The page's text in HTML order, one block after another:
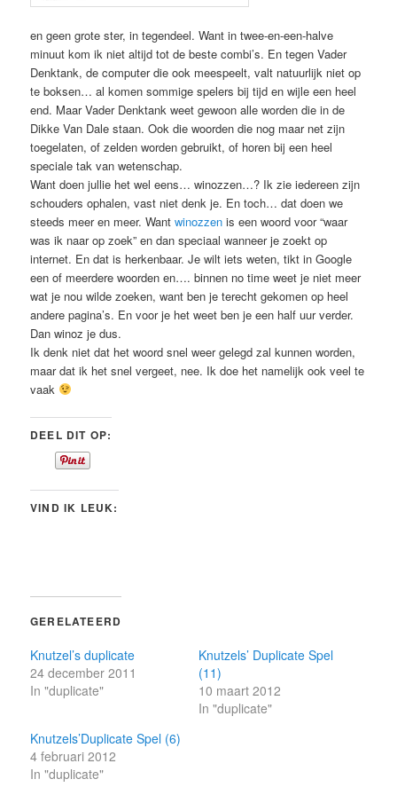
en geen grote ster, in tegendeel. Want in twee-en-een-halve
minuut kom ik niet altijd tot de beste combi’s. En tegen Vader
Denktank, de computer die ook meespeelt, valt natuurlijk niet op
te boksen… al komen sommige spelers bij tijd en wijle een heel
end. Maar Vader Denktank weet gewoon alle worden die in de
Dikke Van Dale staan. Ook die woorden die nog maar net zijn
toegelaten, of zelden worden gebruikt, of horen bij een heel
speciale tak van wetenschap.
Want doen jullie het wel eens… winozzen…? Ik zie iedereen zijn
schouders ophalen, vast niet denk je. En toch… dat doen we
steeds meer en meer. Wantwinozzen is een woord voor “waar
was ik naar op zoek” en dan speciaal wanneer je zoekt op
internet. En dat is herkenbaar. Je wilt iets weten, tikt in Google
een of meerdere woorden en…. binnen no time weet je niet meer
wat je nou wilde zoeken, want ben je terecht gekomen op heel
andere pagina’s. En voor je het weet ben je een half uur verder.
Dan winoz je dus.
Ik denk niet dat het woord snel weer gelegd zal kunnen worden,
maar dat ik het snel vergeet, nee. Ik doe het namelijk ook veel te
vaak
DEEL DIT OP:
VIND IK LEUK:
GERELATEERD
Knutzel’s duplicate
24 december 2011
In "duplicate"
Knutzels’ Duplicate Spel
(11)
10 maart 2012
In "duplicate"
Knutzels’Duplicate Spel (6)
4 februari 2012
In "duplicate"